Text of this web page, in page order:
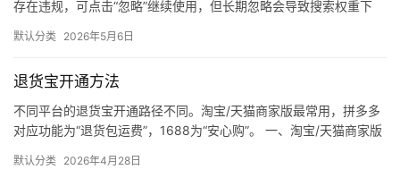
社
存在违规，可点击“忽略”继续使用，但长期忽略会导致搜索权重下
默认分类 2026年5月6日
退货宝开通方法
不同平台的退货宝开通路径不同。淘宝/天猫商家版最常用，拼多多
对应功能为“退货包运费”，1688为“安心购”。 一、淘宝/天猫商家版
默认分类 2026年4月28日